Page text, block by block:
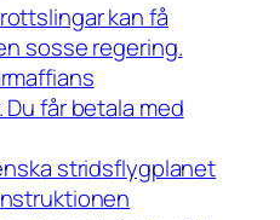
kan få
sosse regering.
får betala med
stridsflygplanet